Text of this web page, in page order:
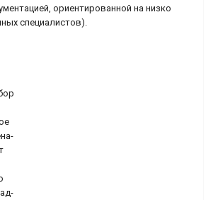
ориентированной на низко
специалистов).